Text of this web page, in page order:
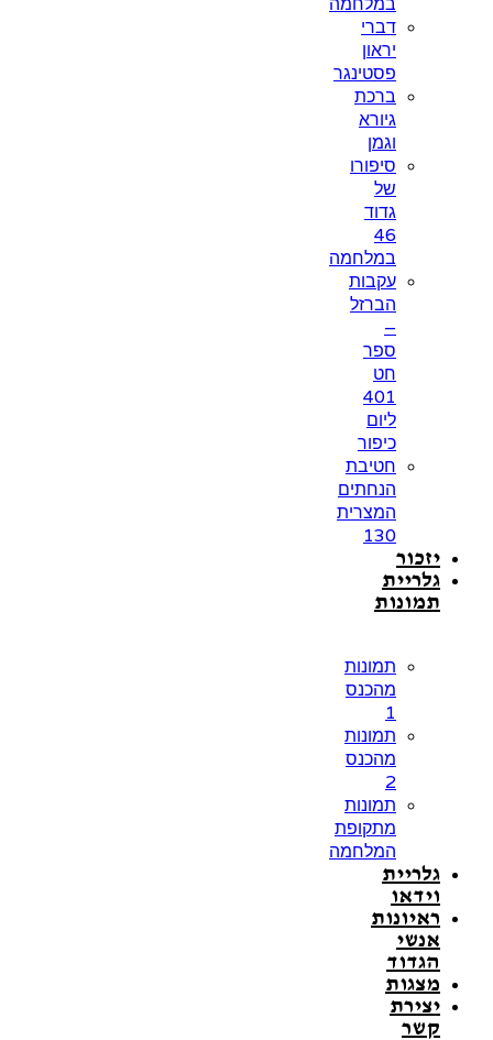
דברי
יראון
פסטינגר
ברכת
גיורא
וגמן
סיפורו
של
גדוד
46
במלחמה
עקבות
הברזל
–
ספר
חט
401
ליום
כיפור
חטיבת
הנחתים
המצרית
130
יזכור
גלריית
תמונות
תמונות
מהכנס
1
תמונות
מהכנס
2
תמונות
מתקופת
המלחמה
גלריית
וידאו
ראיונות
אנשי
הגדוד
מצגות
יצירת
קשר